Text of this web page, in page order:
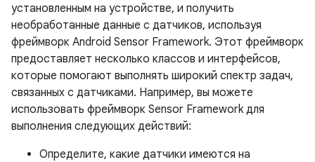
установленным на устройстве, и получить
необработанные данные с датчиков, используя
фреймворк Android Sensor Framework. Этот фреймворк
предоставляет несколько классов и интерфейсов,
которые помогают выполнять широкий спектр задач,
связанных с датчиками. Например, вы можете
использовать фреймворк Sensor Framework для
выполнения следующих действий:
Определите, какие датчики имеются на